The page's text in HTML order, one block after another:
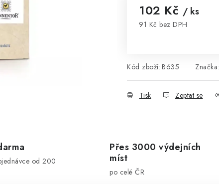
102 Kč / ks
91 Kč bez DPH
Kód zboží: B635 Značka:
Tisk Zeptat se
od 200
Přes 3000 výdejních
míst
po celé ČR